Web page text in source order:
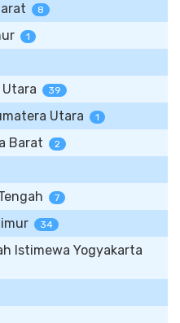
8
1
39
Utara 1
Barat 2
7
34
Istimewa Yogyakarta